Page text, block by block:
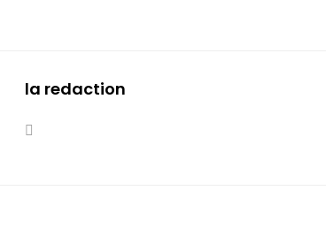
la redaction